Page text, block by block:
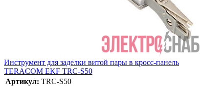
Инструмент для заделки витой пары в кросс-панель
TERACOM EKF TRC-S50
Артикул: TRC-S50